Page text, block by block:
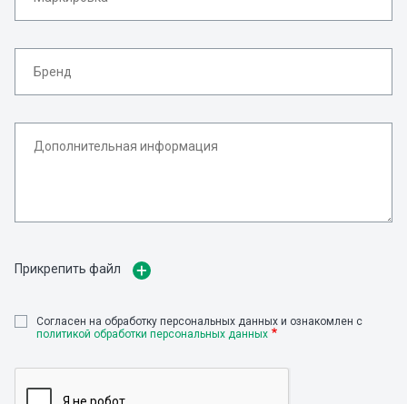
Прикрепить файл
Cогласен на обработку персональных данных и ознакомлен с
политикой обработки персональных данных